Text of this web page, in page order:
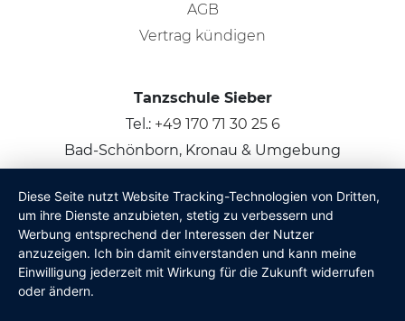
Diese Seite nutzt Website Tracking-Technologien von Dritten,
um ihre Dienste anzubieten, stetig zu verbessern und
Werbung entsprechend der Interessen der Nutzer
anzuzeigen. Ich bin damit einverstanden und kann meine
Einwilligung jederzeit mit Wirkung für die Zukunft widerrufen
oder ändern.
AGB
Vertrag kündigen
Tanzschule Sieber
Tel.: +49 170 71 30 25 6
Bad-Schönborn, Kronau & Umgebung
© 2026 Claus Sieber